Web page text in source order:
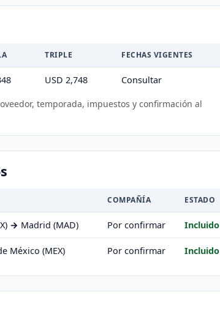
TRIPLE FECHAS VIGENTES
USD 2,748 Consultar
temporada, impuestos y confirmación al
COMPAÑÍA ESTADO
→ Madrid (MAD) Por confirmar Incluido
México (MEX) Por confirmar Incluido